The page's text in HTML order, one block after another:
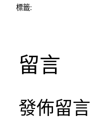
標籤:
留言
發佈留言